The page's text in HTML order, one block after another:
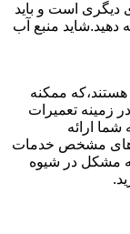
دیگری است و باید
دهید.شاید منبع آب
ممکنه
زمینه تعمیرات
ارائه
های مشخص خدمات
مشکل در شیوه